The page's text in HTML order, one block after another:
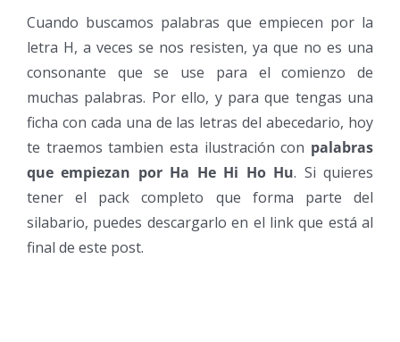
Cuando buscamos palabras que empiecen por la
letra H, a veces se nos resisten, ya que no es una
consonante que se use para el comienzo de
muchas palabras. Por ello, y para que tengas una
ficha con cada una de las letras del abecedario, hoy
te traemos tambien esta ilustración con palabras
que empiezan por Ha He Hi Ho Hu. Si quieres
tener el pack completo que forma parte del
silabario, puedes descargarlo en el link que está al
final de este post.